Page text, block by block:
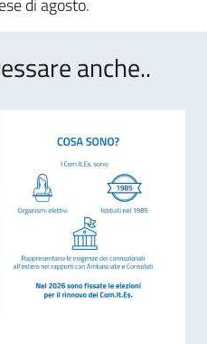
di agosto.
anche..